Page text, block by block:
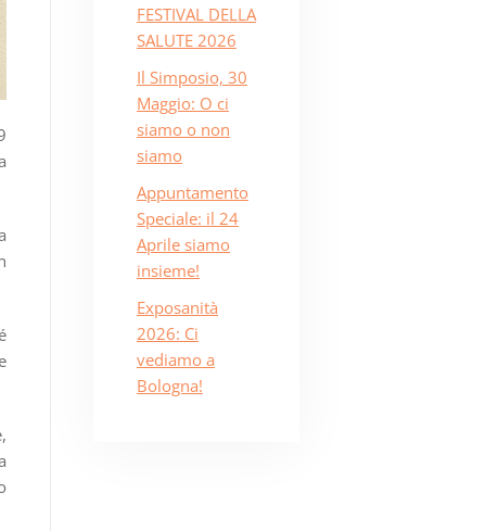
FESTIVAL DELLA
SALUTE 2026
Il Simposio, 30
Maggio: O ci
siamo o non
siamo
Appuntamento
Speciale: il 24
Aprile siamo
insieme!
Exposanità
2026: Ci
vediamo a
Bologna!